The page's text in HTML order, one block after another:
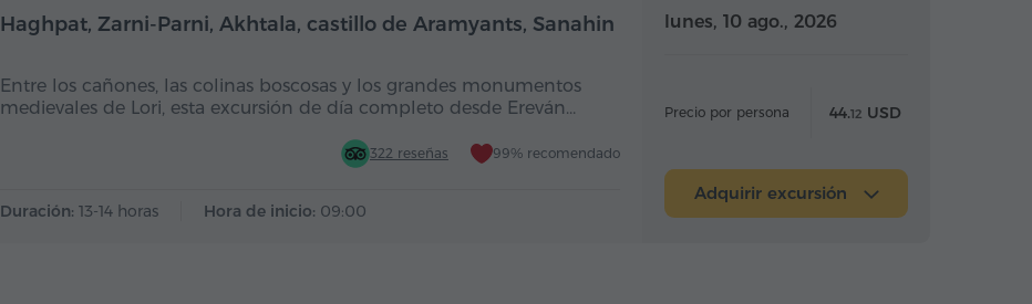
Día completo Día completo
Haghpat, Zarni-Parni, Akhtala, castillo de Aramyants, Sanahin
Entre los cañones, las colinas boscosas y los grandes monumentos
medievales de Lori, esta excursión de día completo desde Ereván…
322 reseñas 99% recomendado
Duración: 13-14 horas Hora de inicio: 09:00
lunes, 10 ago., 2026
Precio por persona 44.12 USD
Adquirir excursión